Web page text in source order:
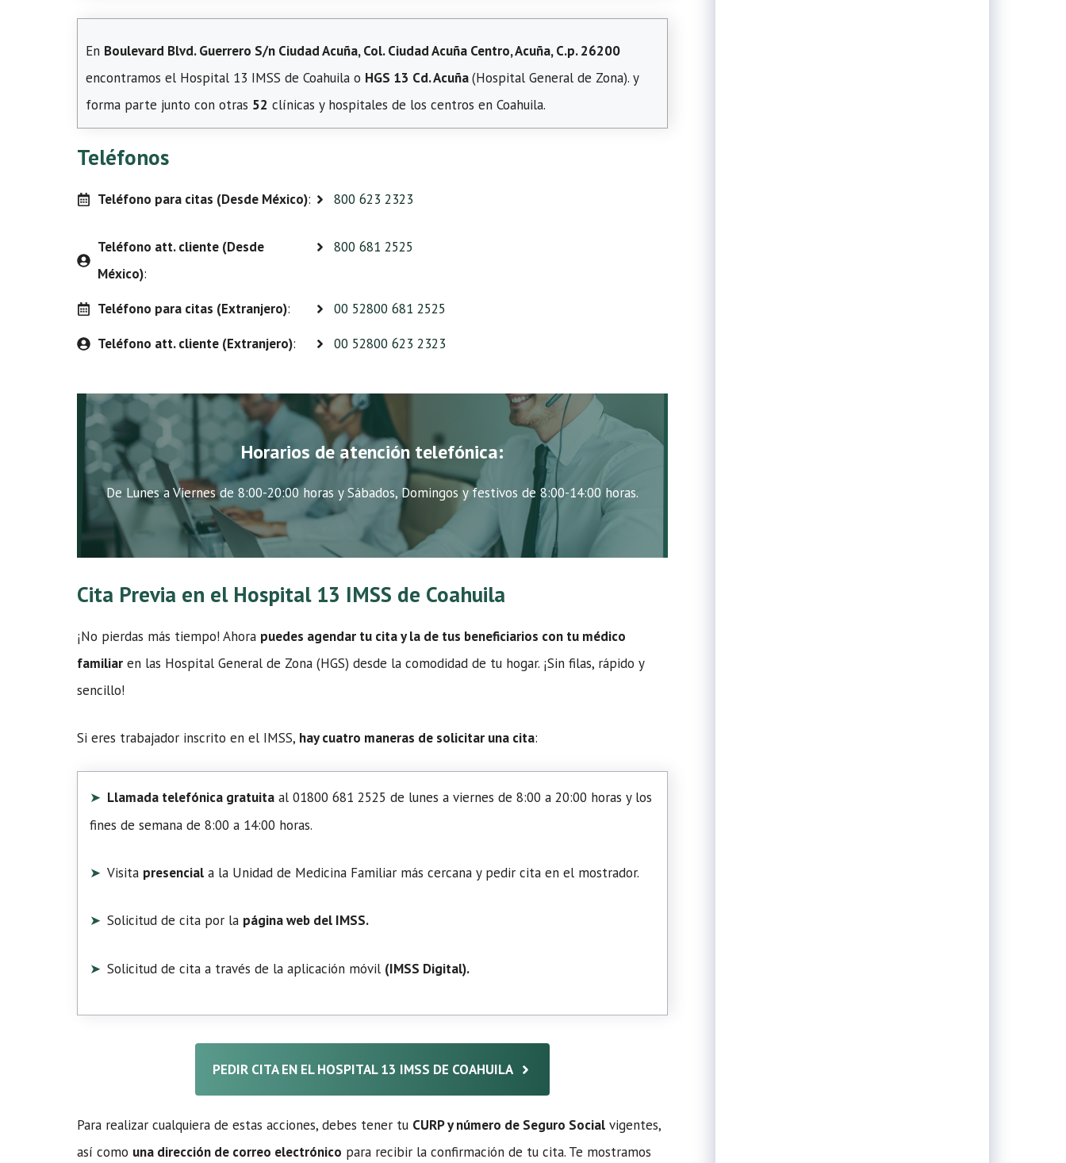
En Boulevard Blvd. Guerrero S/n Ciudad Acuña, Col. Ciudad Acuña Centro, Acuña, C.p. 26200
encontramos el Hospital 13 IMSS de Coahuila o HGS 13 Cd. Acuña(Hospital General de Zona). y
forma parte junto con otras 52 clínicas y hospitales de los centros en Coahuila.
Teléfonos
Teléfono para citas (Desde México): 800 623 2323
Teléfono att. cliente (Desde
México):
800 681 2525
Teléfono para citas (Extranjero):
00 52800 681 2525
Teléfono att. cliente (Extranjero): 00 52800 623 2323
Horarios de atención telefónica:
De Lunes a Viernes de 8:00-20:00 horas y Sábados, Domingos y festivos de 8:00-14:00 horas.
Cita Previa en el Hospital 13 IMSS de Coahuila
¡No pierdas más tiempo! Ahora puedes agendar tu cita y la de tus beneficiarios con tu médico
familiar en las Hospital General de Zona (HGS) desde la comodidad de tu hogar. ¡Sin filas, rápido y
sencillo!
Si eres trabajador inscrito en el IMSS, hay cuatro maneras de solicitar una cita:
Llamada telefónica gratuita al 01800 681 2525 de lunes a viernes de 8:00 a 20:00 horas y los
fines de semana de 8:00 a 14:00 horas.
Visita presencial a la Unidad de Medicina Familiar más cercana y pedir cita en el mostrador.
Solicitud de cita por la página web del IMSS.
Solicitud de cita a través de la aplicación móvil (IMSS Digital).
PEDIR CITA EN EL HOSPITAL 13 IMSS DE COAHUILA
Para realizar cualquiera de estas acciones, debes tener tu CURP y número de Seguro Social vigentes,
así como una dirección de correo electrónico para recibir la confirmación de tu cita. Te mostramos